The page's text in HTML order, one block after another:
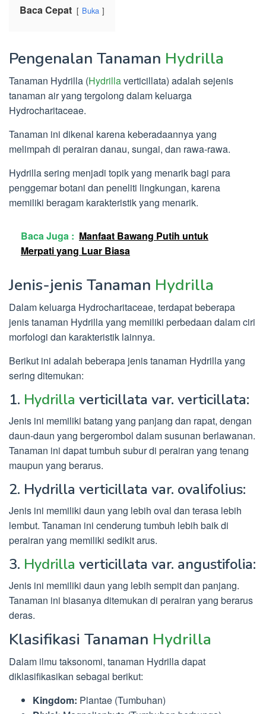
Baca Cepat Buka
Pengenalan Tanaman Hydrilla
Tanaman Hydrilla (Hydrillaverticillata) adalah sejenis
tanaman air yang tergolong dalam keluarga
Hydrocharitaceae.
Tanaman ini dikenal karena keberadaannya yang
melimpah di perairan danau, sungai, dan rawa-rawa.
Hydrilla sering menjadi topik yang menarik bagi para
penggemar botani dan peneliti lingkungan, karena
memiliki beragam karakteristik yang menarik.
Baca Juga : Manfaat Bawang Putih untuk
Merpati yang Luar Biasa
Jenis-jenis Tanaman Hydrilla
Dalam keluarga Hydrocharitaceae, terdapat beberapa
jenis tanaman Hydrilla yang memiliki perbedaan dalam ciri
morfologi dan karakteristik lainnya.
Berikut ini adalah beberapa jenis tanaman Hydrilla yang
sering ditemukan:
1. Hydrilla verticillata var. verticillata:
Jenis ini memiliki batang yang panjang dan rapat, dengan
daun-daun yang bergerombol dalam susunan berlawanan.
Tanaman ini dapat tumbuh subur di perairan yang tenang
maupun yang berarus.
2. Hydrilla verticillata var. ovalifolius:
Jenis ini memiliki daun yang lebih oval dan terasa lebih
lembut. Tanaman ini cenderung tumbuh lebih baik di
perairan yang memiliki sedikit arus.
3. Hydrilla verticillata var. angustifolia:
Jenis ini memiliki daun yang lebih sempit dan panjang.
Tanaman ini biasanya ditemukan di perairan yang berarus
deras.
Klasifikasi Tanaman Hydrilla
Dalam ilmu taksonomi, tanaman Hydrilla dapat
diklasifikasikan sebagai berikut:
Kingdom: Plantae (Tumbuhan)